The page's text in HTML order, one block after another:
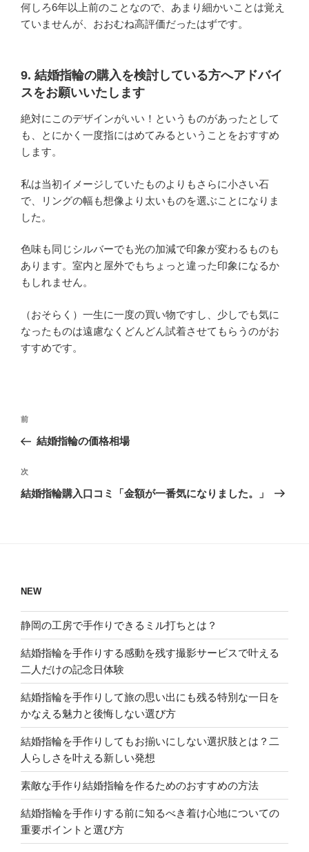
何しろ6年以上前のことなので、あまり細かいことは覚え
ていませんが、おおむね高評価だったはずです。
9. 結婚指輪の購入を検討している方へアドバイ
スをお願いいたします
絶対にこのデザインがいい！というものがあったとして
も、とにかく一度指にはめてみるということをおすすめ
します。
私は当初イメージしていたものよりもさらに小さい石
で、リングの幅も想像より太いものを選ぶことになりま
した。
色味も同じシルバーでも光の加減で印象が変わるものも
あります。室内と屋外でもちょっと違った印象になるか
もしれません。
（おそらく）一生に一度の買い物ですし、少しでも気に
なったものは遠慮なくどんどん試着させてもらうのがお
すすめです。
投
ビ
ゲ
過
去
投
稿
前
結婚指輪の価格相場
次
の
次
結婚指輪購入口コミ「金額が一番気になりました。」
NEW
静岡の工房で手作りできるミル打ちとは？
結婚指輪を手作りする感動を残す撮影サービスで叶える
二人だけの記念日体験
結婚指輪を手作りして旅の思い出にも残る特別な一日を
かなえる魅力と後悔しない選び方
結婚指輪を手作りしてもお揃いにしない選択肢とは？二
人らしさを叶える新しい発想
素敵な手作り結婚指輪を作るためのおすすめの方法
結婚指輪を手作りする前に知るべき着け心地についての
重要ポイントと選び方